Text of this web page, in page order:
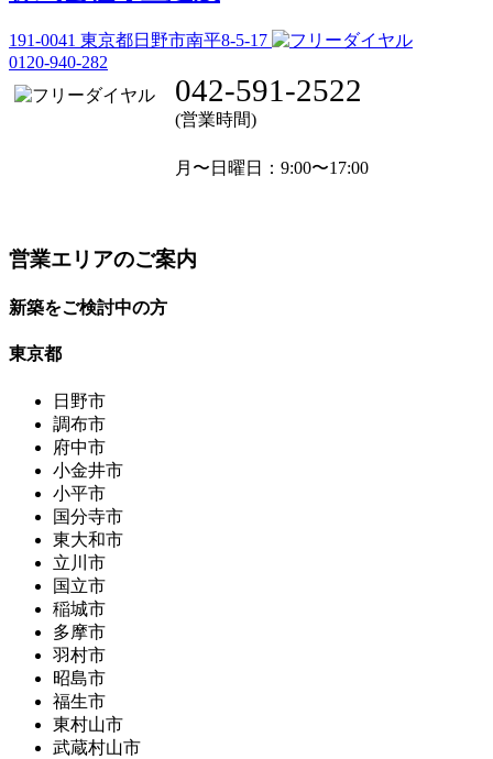
191-0041 東京都日野市南平8-5-17
0120-940-282
042-591-2522
(営業時間)
月〜日曜日 ：9:00〜17:00
営業エリアのご案内
新築をご検討中の方
東京都
日野市
調布市
府中市
小金井市
小平市
国分寺市
東大和市
立川市
国立市
稲城市
多摩市
羽村市
昭島市
福生市
東村山市
武蔵村山市